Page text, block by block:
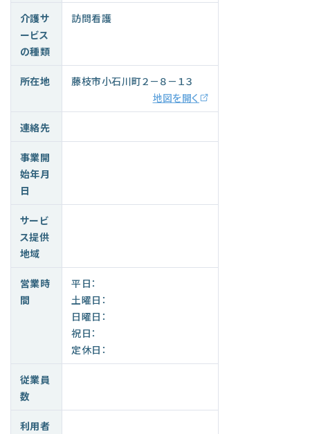
介護サ
ービス
の種類
訪問看護
所在地
藤枝市小石川町２－８－１３
地図を開く
連絡先
事業開
始年月
日
サービ
ス提供
地域
営業時
間
平日：
土曜日：
日曜日：
祝日：
定休日：
従業員
数
利用者